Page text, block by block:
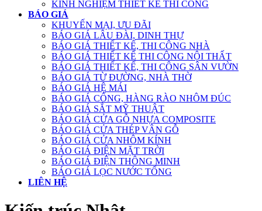
KINH NGHIỆM THIẾT KẾ THI CÔNG
BÁO GIÁ
KHUYẾN MẠI, ƯU ĐÃI
BÁO GIÁ LÂU ĐÀI, DINH THỰ
BÁO GIÁ THIẾT KẾ, THI CÔNG NHÀ
BÁO GIÁ THIẾT KẾ THI CÔNG NỘI THẤT
BÁO GIÁ THIẾT KẾ, THI CÔNG SÂN VƯỜN
BÁO GIÁ TỪ ĐƯỜNG, NHÀ THỜ
BÁO GIÁ HỆ MÁI
BÁO GIÁ CỔNG, HÀNG RÀO NHÔM ĐÚC
BÁO GIÁ SẮT MỸ THUẬT
BÁO GIÁ CỬA GỖ NHỰA COMPOSITE
BÁO GIÁ CỬA THÉP VÂN GỖ
BÁO GIÁ CỬA NHÔM KÍNH
BÁO GIÁ ĐIỆN MẶT TRỜI
BÁO GIÁ ĐIỆN THÔNG MINH
BÁO GIÁ LỌC NƯỚC TỔNG
LIÊN HỆ